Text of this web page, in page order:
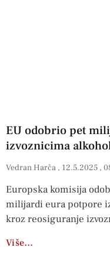
EU odobrio pet
izvoznicima
Vedran Harča 12.5.2025
Europska komisija
milijardi eura potpore
kroz reosiguranje
Više…